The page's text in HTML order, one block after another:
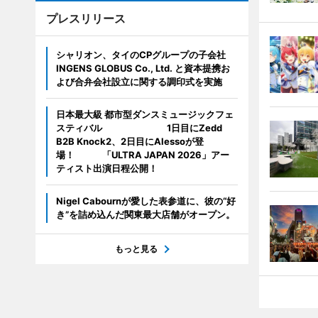
プレスリリース
シャリオン、タイのCPグループの子会社
INGENS GLOBUS Co., Ltd. と資本提携お
よび合弁会社設立に関する調印式を実施
日本最大級 都市型ダンスミュージックフェ
スティバル 1日目にZedd
B2B Knock2、2日目にAlessoが登
場！ 「ULTRA JAPAN 2026」アー
ティスト出演日程公開！
Nigel Cabournが愛した表参道に、彼の“好
き”を詰め込んだ関東最大店舗がオープン。
もっと見る